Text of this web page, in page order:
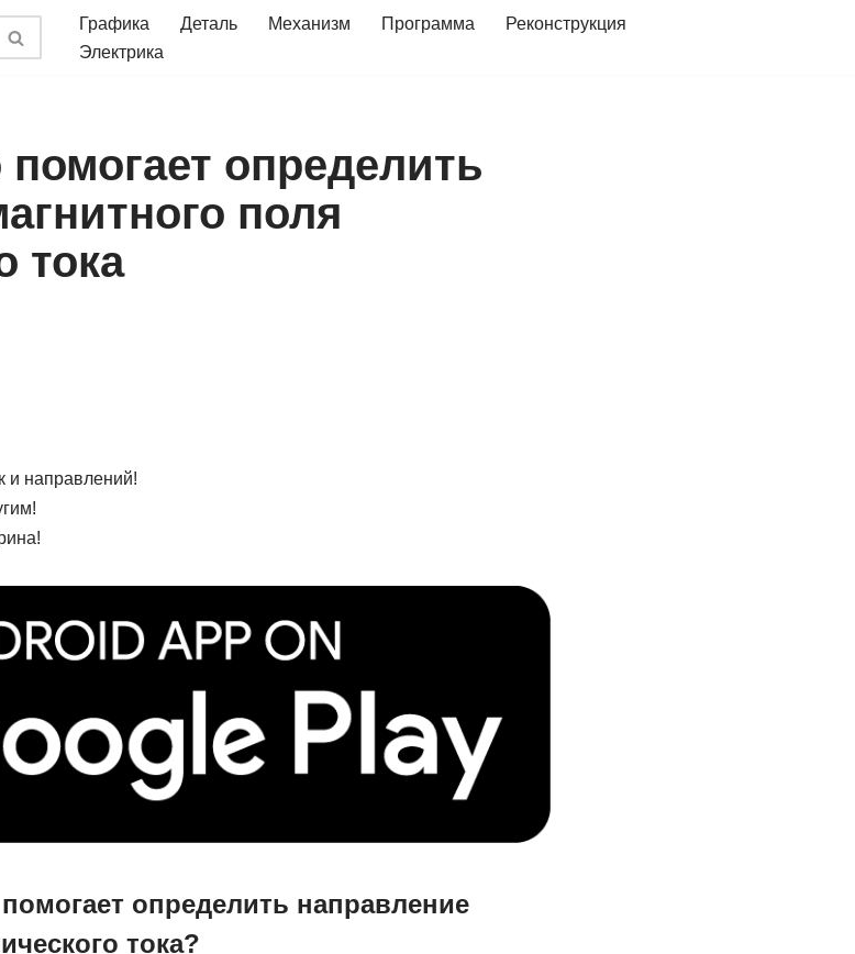
Графика Деталь Механизм Программа
Реконструкция
Электрика
определить
поля
тока
и направлений!
определить направление
тока?